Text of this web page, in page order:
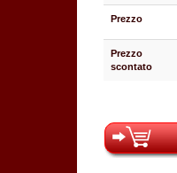
Prezzo
Prezzo
scontato